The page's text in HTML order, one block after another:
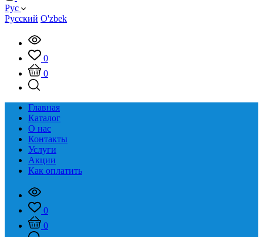
Рус
Русский O'zbek
0
0
Главная
Каталог
О нас
Контакты
Услуги
Акции
Как оплатить
0
0